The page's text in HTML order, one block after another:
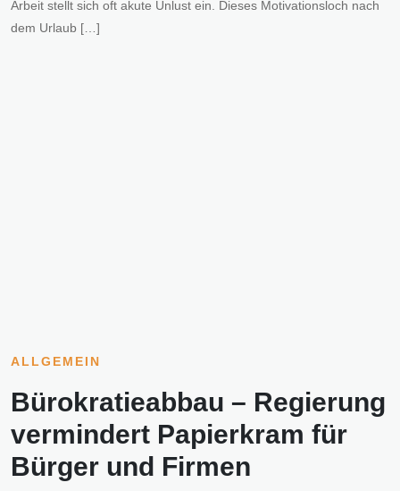
Arbeit stellt sich oft akute Unlust ein. Dieses Motivationsloch nach
dem Urlaub […]
ALLGEMEIN
Bürokratieabbau – Regierung
vermindert Papierkram für
Bürger und Firmen